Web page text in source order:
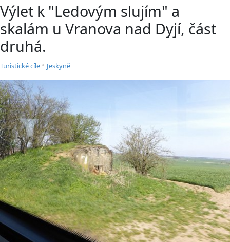
Výlet k "Ledovým slujím" a
skalám u Vranova nad Dyjí, část
druhá.
Turistické cíle • Jeskyně